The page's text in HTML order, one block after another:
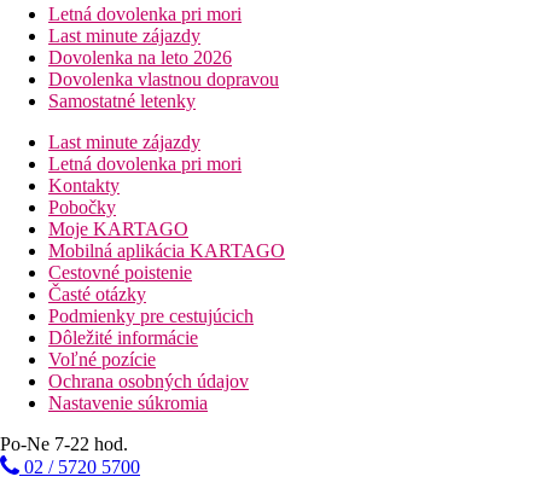
Letná dovolenka pri mori
Last minute zájazdy
Dovolenka na leto 2026
Dovolenka vlastnou dopravou
Samostatné letenky
Last minute zájazdy
Letná dovolenka pri mori
Kontakty
Pobočky
Moje KARTAGO
Mobilná aplikácia KARTAGO
Cestovné poistenie
Časté otázky
Podmienky pre cestujúcich
Dôležité informácie
Voľné pozície
Ochrana osobných údajov
Nastavenie súkromia
Po-Ne 7-22 hod.
02 / 5720 5700